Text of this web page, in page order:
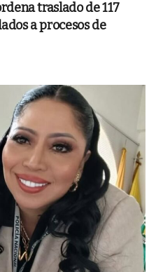
traslado de 117
a procesos de